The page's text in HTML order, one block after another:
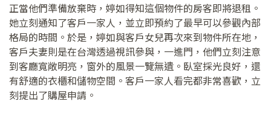
正當他們準備放棄時，婷如得知這個物件的房客即將退租。
她立刻通知了客戶一家人，並立即預約了最早可以參觀內部
格局的時間。於是，婷如與客戶女兒再次來到物件所在地，
客戶夫妻則是在台灣透過視訊參與，一進門，他們立刻注意
到客廳寬敞明亮，窗外的風景一覽無遺。臥室採光良好，還
有舒適的衣櫃和儲物空間。客戶一家人看完都非常喜歡，立
刻提出了購屋申請。